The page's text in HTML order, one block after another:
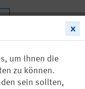
um Ihnen die
zu können.
sein sollten,